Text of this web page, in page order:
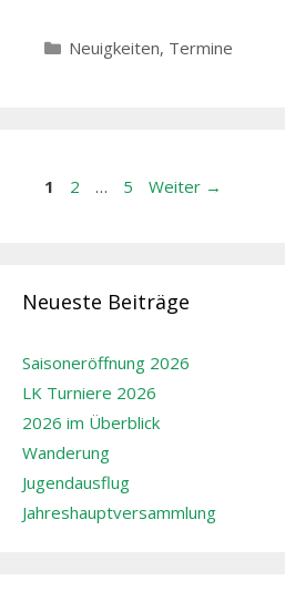
Kategorien
Neuigkeiten, Termine
Beitrags-
Seite
1 Seite
2 … Seite
5 Weiter →
Neueste Beiträge
Saisoneröffnung 2026
LK Turniere 2026
2026 im Überblick
Wanderung
Jugendausflug
Jahreshauptversammlung